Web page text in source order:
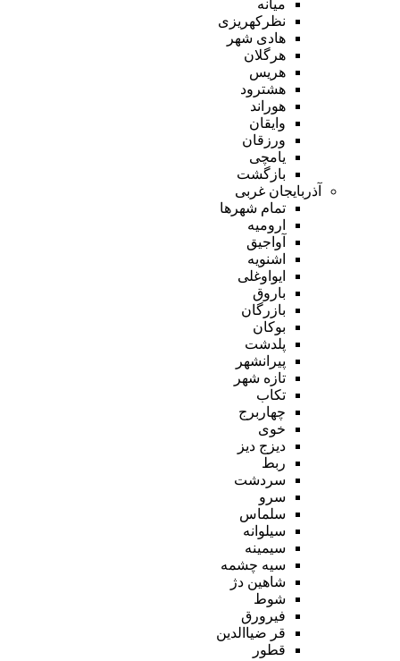
میانه
نظرکهریزی
هادی شهر
هرگلان
هریس
هشترود
هوراند
وایقان
ورزقان
یامچی
بازگشت
آذربایجان غربی
تمام شهر‌ها
ارومیه
آواجیق
اشنویه
ایواوغلی
باروق
بازرگان
بوکان
پلدشت
پیرانشهر
تازه شهر
تکاب
چهاربرج
خوی
دیزج دیز
ربط
سردشت
سرو
سلماس
سیلوانه
سیمینه
سیه چشمه
شاهین دژ
شوط
فیرورق
قر ضیاالدین
قطور